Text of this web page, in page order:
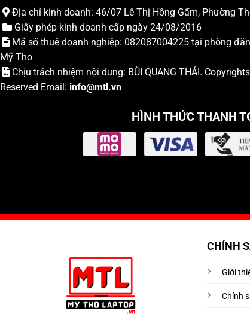
Địa chỉ kinh doanh: 46/07 Lê Thị Hồng Gấm, Phường
Giấy phép kinh doanh cấp ngày 24/08/2016
Mã số thuế doanh nghiệp: 082087004225 tại phòng
Mỹ Tho
Chịu trách nhiệm nội dung: BÙI QUANG THÁI.
Reserved Email: info@mtl.vn
HÌNH THỨC THANH
CHÍNH
Giới
Chính